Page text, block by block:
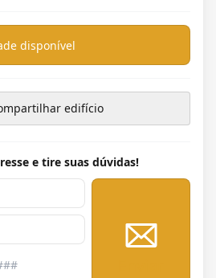
disponível
edifício
e tire suas dúvidas!